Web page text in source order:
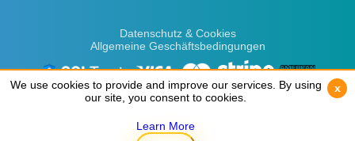
Datenschutz & Cookies
Allgemeine Geschäftsbedingungen
We use cookies to provide and improve our services. By using
our site, you consent to cookies.
Learn More
x
We use cookies to provide and improve our services. By using
our site, you consent to cookies.
Learn More
x